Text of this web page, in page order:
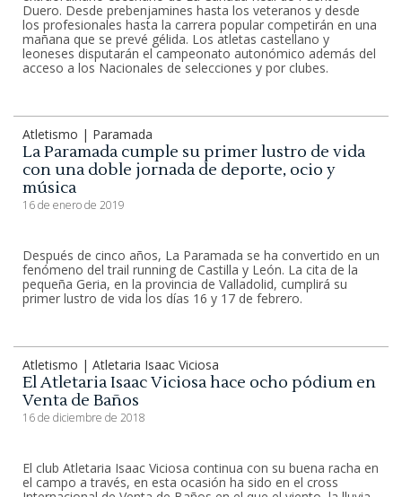
Duero. Desde prebenjamines hasta los veteranos y desde
los profesionales hasta la carrera popular competirán en una
mañana que se prevé gélida. Los atletas castellano y
leoneses disputarán el campeonato autonómico además del
acceso a los Nacionales de selecciones y por clubes.
Atletismo | Paramada
La Paramada cumple su primer lustro de vida
con una doble jornada de deporte, ocio y
música
16 de enero de 2019
Después de cinco años, La Paramada se ha convertido en un
fenómeno del trail running de Castilla y León. La cita de la
pequeña Geria, en la provincia de Valladolid, cumplirá su
primer lustro de vida los días 16 y 17 de febrero.
Atletismo | Atletaria Isaac Viciosa
El Atletaria Isaac Viciosa hace ocho pódium en
Venta de Baños
16 de diciembre de 2018
El club Atletaria Isaac Viciosa continua con su buena racha en
el campo a través, en esta ocasión ha sido en el cross